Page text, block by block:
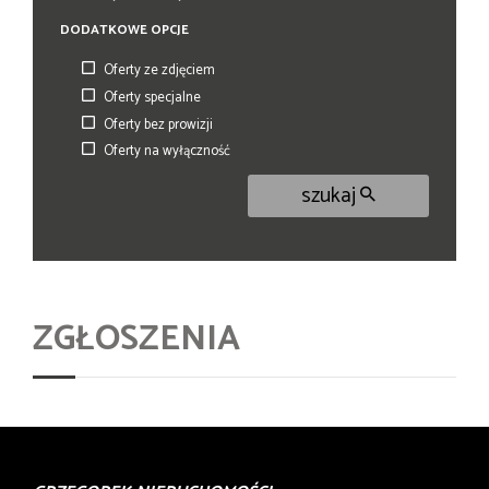
DODATKOWE OPCJE
Oferty ze zdjęciem
Oferty specjalne
Oferty bez prowizji
Oferty na wyłączność
szukaj
ZGŁOSZENIA